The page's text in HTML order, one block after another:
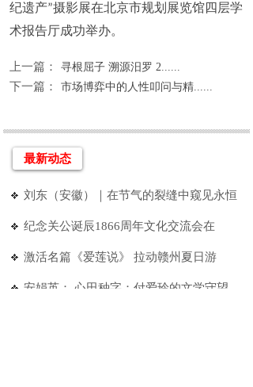
纪遗产”摄影展在北京市规划展览馆四层学
术报告厅成功举办。
上一篇： 寻根屈子 溯源汨罗 2......
下一篇： 市场博弈中的人性叩问与精......
最新动态
刘东（安徽）｜在节气的裂缝中窥见永恒
纪念关公诞辰1866周年文化交流会在
激活名篇《爱莲说》 拉动赣州夏日游
安娟英： 心田种字：付爱玲的文学守望